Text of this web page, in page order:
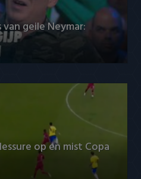
geile Neymar:
op en mist Copa